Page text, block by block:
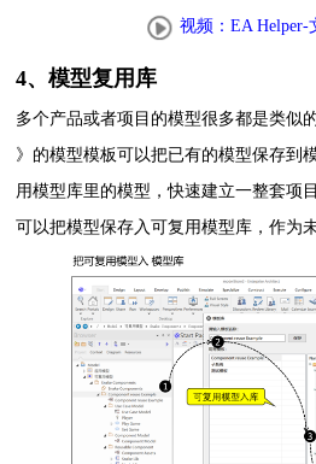
视频：EA Helper-
4、模型复用库
多个产品或者项目的模型很多都是类似
》的模型模板可以把已有的模型保存到
用模型库里的模型，快速建立一整套项目
可以把模型保存入可复用模型库，作为